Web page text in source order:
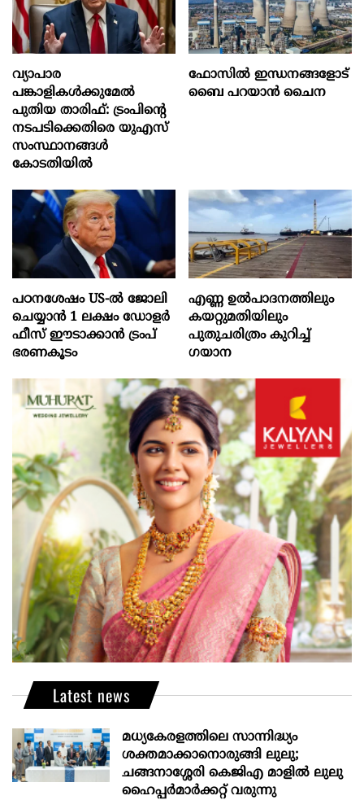
വ്യാപാര
പങ്കാളികൾക്കുമേൽ
പുതിയ താരിഫ്: ട്രംപിന്‍റെ
നടപടിക്കെതിരെ യുഎസ്
സംസ്ഥാനങ്ങൾ
കോടതിയിൽ
ഫോസിൽ ഇന്ധനങ്ങളോട്
ബൈ പറയാൻ ചൈന
പഠനശേഷം US-ൽ ജോലി
ചെയ്യാൻ 1 ലക്ഷം ഡോളർ
ഫീസ് ഈടാക്കാൻ ട്രംപ്
ഭരണകൂടം
എണ്ണ ഉൽപാദനത്തിലും
കയറ്റുമതിയിലും
പുതുചരിത്രം കുറിച്ച്
ഗയാന
Latest news
മധ്യകേരളത്തിലെ സാന്നിദ്ധ്യം
ശക്തമാക്കാനൊരുങ്ങി ലുലു;
ചങ്ങനാശ്ശേരി കെജിഎ മാളിൽ ലുലു
ഹൈപ്പർമാർക്കറ്റ് വരുന്നു